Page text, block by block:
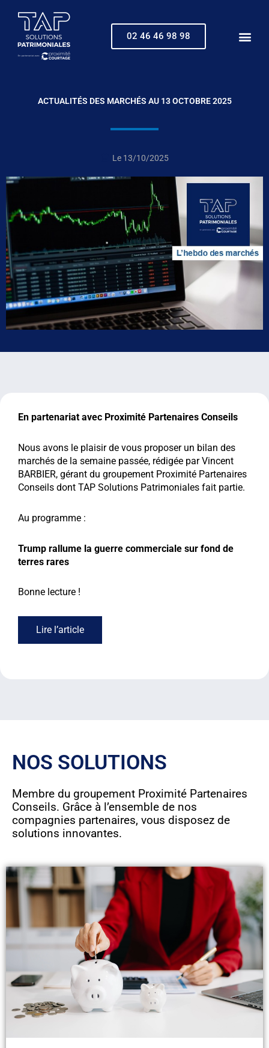
contenu
02 46 46 98 98
ACTUALITÉS DES MARCHÉS AU 13 OCTOBRE 2025
Le 13/10/2025
En partenariat avec Proximité Partenaires Conseils
Nous avons le plaisir de vous proposer un bilan des
marchés de la semaine passée, rédigée par Vincent
BARBIER, gérant du groupement Proximité Partenaires
Conseils dont TAP Solutions Patrimoniales fait partie.
Au programme :
Trump rallume la guerre commerciale sur fond de
terres rares
Bonne lecture !
Lire l’article
NOS SOLUTIONS
Membre du groupement Proximité Partenaires
Conseils. Grâce à l’ensemble de nos
compagnies partenaires, vous disposez de
solutions innovantes.